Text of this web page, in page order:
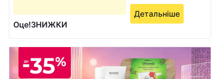
Оце!ЗНИЖКИ
Детальніше